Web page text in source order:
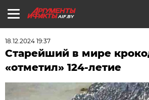
AIF.BY
18.12.2024 19:37
Старейший в мире
«отметил» 124-летие